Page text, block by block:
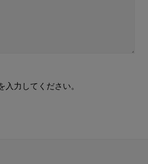
入力してください。